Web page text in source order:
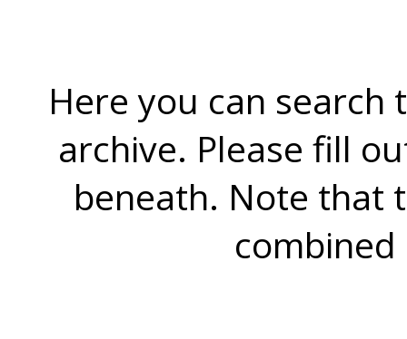
Here you can search
archive. Please fill
beneath. Note that
combined